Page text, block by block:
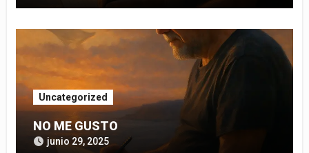
Uncategorized
NO ME GUSTO
junio 29, 2025